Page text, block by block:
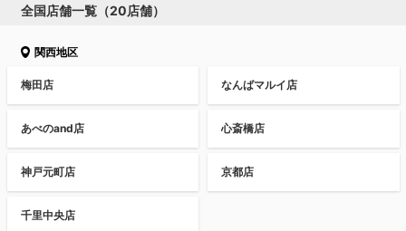
全国店舗一覧（20店舗）
関西地区
梅田店 なんばマルイ店
あべのand店 心斎橋店
神戸元町店 京都店
千里中央店